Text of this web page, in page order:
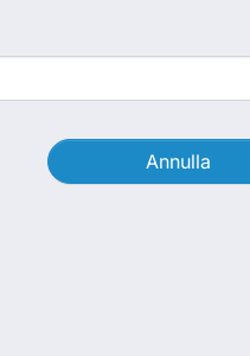
Annulla